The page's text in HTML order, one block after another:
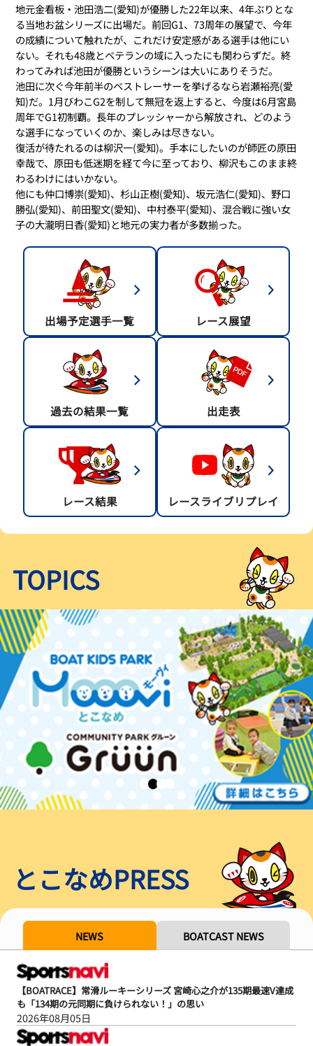
地元金看板・池田浩二(愛知)が優勝した22年以来、4年ぶりとな
る当地お盆シリーズに出場だ。前回G1、73周年の展望で、今年
の成績について触れたが、これだけ安定感がある選手は他にい
ない。それも48歳とベテランの域に入ったにも関わらずだ。終
わってみれば池田が優勝というシーンは大いにありそうだ。
池田に次ぐ今年前半のベストレーサーを挙げるなら岩瀬裕亮(愛
知)だ。1月びわこG2を制して無冠を返上すると、今度は6月宮島
周年でG1初制覇。長年のプレッシャーから解放され、どのよう
な選手になっていくのか、楽しみは尽きない。
復活が待たれるのは柳沢一(愛知)。手本にしたいのが師匠の原田
幸哉で、原田も低迷期を経て今に至っており、柳沢もこのまま終
わるわけにはいかない。
他にも仲口博崇(愛知)、杉山正樹(愛知)、坂元浩仁(愛知)、野口
勝弘(愛知)、前田聖文(愛知)、中村泰平(愛知)、混合戦に強い女
子の大瀧明日香(愛知)と地元の実力者が多数揃った。
出場予定選手一覧 レース展望
過去の結果一覧 出走表
レース結果 レースライブリプレイ
TOPICS
とこなめPRESS
NEWS BOATCAST NEWS
【BOATRACE】常滑ルーキーシリーズ 宮崎心之介が135期最速V達成
も「134期の元同期に負けられない！」の思い
2026年08月05日